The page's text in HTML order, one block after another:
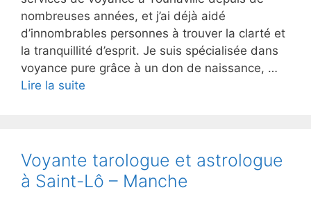
nombreuses années, et j’ai déjà aidé
d’innombrables personnes à trouver la clarté et
la tranquillité d’esprit. Je suis spécialisée dans
voyance pure grâce à un don de naissance, …
Lire la suite
Voyante tarologue et astrologue
à Saint-Lô – Manche